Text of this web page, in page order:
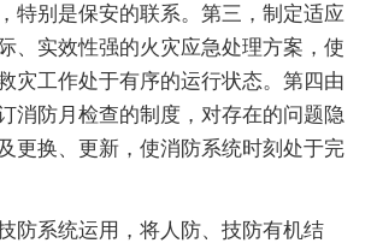
特别是保安的联系。第三，制定适应
、实效性强的火灾应急处理方案，使
灾工作处于有序的运行状态。第四由
消防月检查的制度，对存在的问题隐
更换、更新，使消防系统时刻处于完
系统运用，将人防、技防有机结